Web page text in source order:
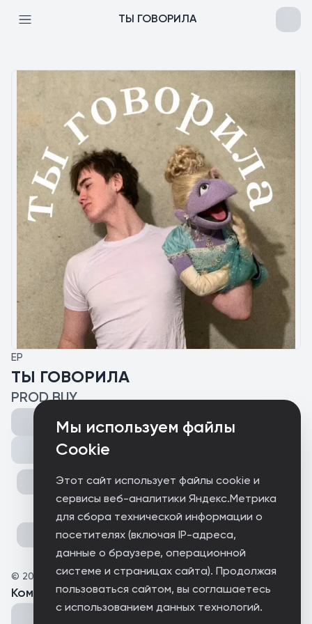
Мы используем файлы
Cookie
Этот сайт использует файлы cookie и
сервисы веб-аналитики Яндекс.Метрика
для сбора технической информации о
посетителях (включая IP-адреса,
данные о браузере, операционной
системе и страницах сайта). Продолжая
пользоваться сайтом, вы соглашаетесь
с использованием данных технологий.
ТЫ ГОВОРИЛА
EP
ТЫ ГОВОРИЛА
PROD BUY
© 2026 PROD BUY
Комментарии(0 )